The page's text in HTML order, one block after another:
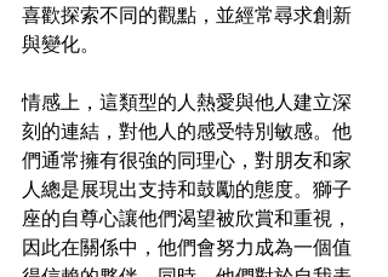
喜歡探索不同的觀點，並經常尋求創新
與變化。
情感上，這類型的人熱愛與他人建立深
刻的連結，對他人的感受特別敏感。他
們通常擁有很強的同理心，對朋友和家
人總是展現出支持和鼓勵的態度。獅子
座的自尊心讓他們渴望被欣賞和重視，
因此在關係中，他們會努力成為一個值